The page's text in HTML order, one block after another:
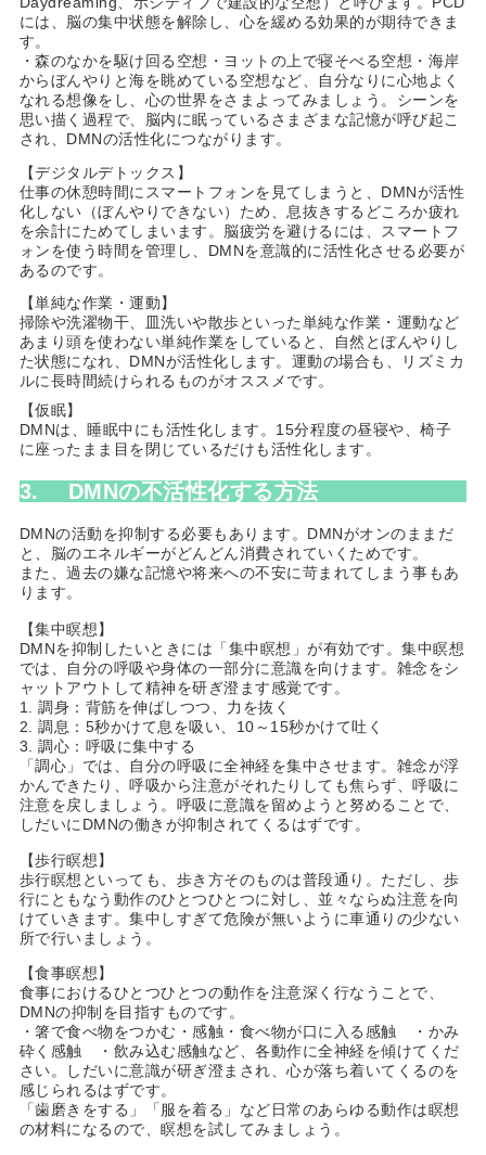
には、脳の集中状態を解除し、心を緩める効果的が期待できま
す。
・森のなかを駆け回る空想・ヨットの上で寝そべる空想・海岸
からぼんやりと海を眺めている空想など、自分なりに心地よく
なれる想像をし、心の世界をさまよってみましょう。シーンを
思い描く過程で、脳内に眠っているさまざまな記憶が呼び起こ
され、DMNの活性化につながります。
【デジタルデトックス】
仕事の休憩時間にスマートフォンを見てしまうと、DMNが活性
化しない（ぼんやりできない）ため、息抜きするどころか疲れ
を余計にためてしまいます。脳疲労を避けるには、スマートフ
ォンを使う時間を管理し、DMNを意識的に活性化させる必要が
あるのです。
【単純な作業・運動】
掃除や洗濯物干、皿洗いや散歩といった単純な作業・運動など
あまり頭を使わない単純作業をしていると、自然とぼんやりし
た状態になれ、DMNが活性化します。運動の場合も、リズミカ
ルに長時間続けられるものがオススメです。
【仮眠】
DMNは、睡眠中にも活性化します。15分程度の昼寝や、椅子
に座ったまま目を閉じているだけも活性化します。
3. DMNの不活性化する方法
DMNの活動を抑制する必要もあります。DMNがオンのままだ
と、脳のエネルギーがどんどん消費されていくためです。
また、過去の嫌な記憶や将来への不安に苛まれてしまう事もあ
ります。
【集中瞑想】
DMNを抑制したいときには「集中瞑想」が有効です。集中瞑想
では、自分の呼吸や身体の一部分に意識を向けます。雑念をシ
ャットアウトして精神を研ぎ澄ます感覚です。
1. 調身：背筋を伸ばしつつ、力を抜く
2. 調息：5秒かけて息を吸い、10～15秒かけて吐く
3. 調心：呼吸に集中する
「調心」では、自分の呼吸に全神経を集中させます。雑念が浮
かんできたり、呼吸から注意がそれたりしても焦らず、呼吸に
注意を戻しましょう。呼吸に意識を留めようと努めることで、
しだいにDMNの働きが抑制されてくるはずです。
【歩行瞑想】
歩行瞑想といっても、歩き方そのものは普段通り。ただし、歩
行にともなう動作のひとつひとつに対し、並々ならぬ注意を向
けていきます。集中しすぎて危険が無いように車通りの少ない
所で行いましょう。
【食事瞑想】
食事におけるひとつひとつの動作を注意深く行なうことで、
DMNの抑制を目指すものです。
・箸で食べ物をつかむ・感触・食べ物が口に入る感触 ・かみ
砕く感触 ・飲み込む感触など、各動作に全神経を傾けてくだ
さい。しだいに意識が研ぎ澄まされ、心が落ち着いてくるのを
感じられるはずです。
「歯磨きをする」「服を着る」など日常のあらゆる動作は瞑想
の材料になるので、瞑想を試してみましょう。